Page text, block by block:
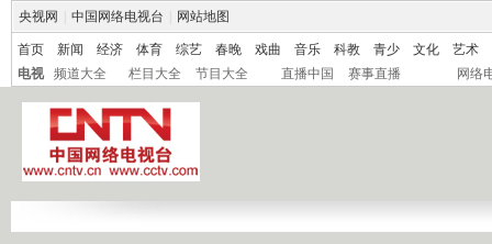
央视网 中国网络电视台 网站地图
首页 新闻 经济 体育 综艺 春晚 戏曲 音乐 科教 青少 文化
艺术
电视
频道大全 栏目大全 节目大全 直播中国 赛事直播 网络